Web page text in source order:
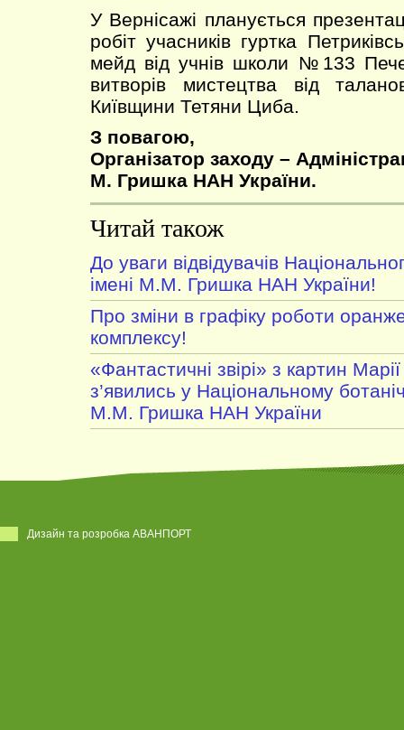
У Вернісажі планується
робіт учасників гуртка
мейд від учнів школи №133
витворів мистецтва від
Київщини Тетяни Циба.
З повагою,
Організатор заходу –
М. Гришка НАН України.
Читай також
До уваги відвідувачів
імені М.М. Гришка НАН України!
Про зміни в графіку роботи
комплексу!
«Фантастичні звірі» з картин
з’явились у Національному
М.М. Гришка НАН України
Дизайн та розробка АВАНПОРТ